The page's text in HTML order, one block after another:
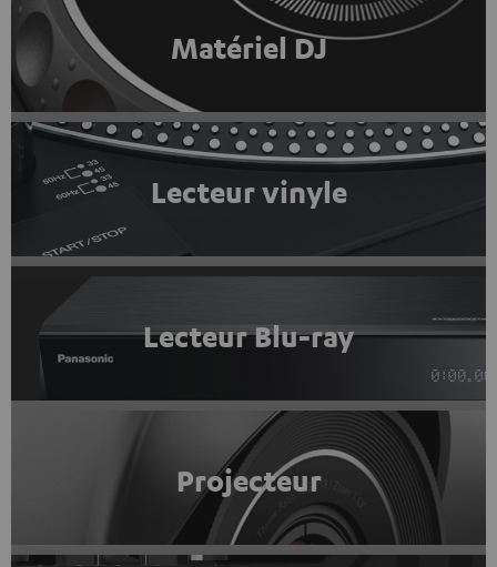
Matériel DJ
Lecteur vinyle
Lecteur Blu-ray
Projecteur